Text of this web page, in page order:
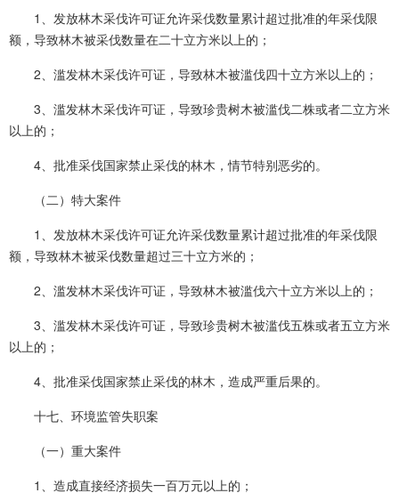
1、发放林木采伐许可证允许采伐数量累计超过批准的年采伐限
额，导致林木被采伐数量在二十立方米以上的；
2、滥发林木采伐许可证，导致林木被滥伐四十立方米以上的；
3、滥发林木采伐许可证，导致珍贵树木被滥伐二株或者二立方米
以上的；
4、批准采伐国家禁止采伐的林木，情节特别恶劣的。
（二）特大案件
1、发放林木采伐许可证允许采伐数量累计超过批准的年采伐限
额，导致林木被采伐数量超过三十立方米的；
2、滥发林木采伐许可证，导致林木被滥伐六十立方米以上的；
3、滥发林木采伐许可证，导致珍贵树木被滥伐五株或者五立方米
以上的；
4、批准采伐国家禁止采伐的林木，造成严重后果的。
十七、环境监管失职案
（一）重大案件
1、造成直接经济损失一百万元以上的；